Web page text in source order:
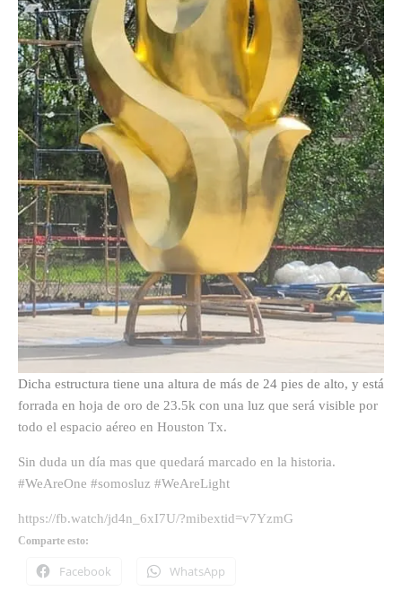
Dicha estructura tiene una altura de más de 24 pies de alto, y está
forrada en hoja de oro de 23.5k con una luz que será visible por
todo el espacio aéreo en Houston Tx.
Sin duda un día mas que quedará marcado en la historia.
#WeAreOne #somosluz #WeAreLight
https://fb.watch/jd4n_6xI7U/?mibextid=v7YzmG
Comparte esto:
Facebook WhatsApp